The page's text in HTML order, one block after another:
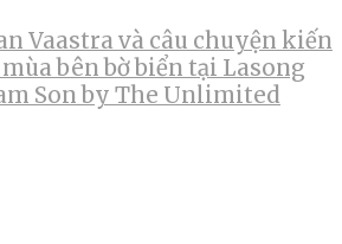
Vaastra và câu chuyện kiến
bên bờ biển tại Lasong
Son by The Unlimited